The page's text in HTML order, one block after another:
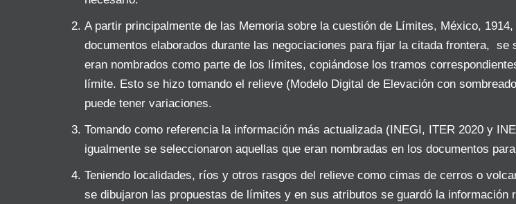
A partir principalmente de las Memoria sobre la cuestión de Límites, México,
documentos elaborados durante las negociaciones para fijar la citada frontera,
eran nombrados como parte de los límites, copiándose los tramos
límite. Esto se hizo tomando el relieve (Modelo Digital de Elevación con
puede tener variaciones.
Tomando como referencia la información más actualizada (INEGI, ITER 2020 y
igualmente se seleccionaron aquellas que eran nombradas en los documentos
Teniendo localidades, ríos y otros rasgos del relieve como cimas de cerros o
se dibujaron las propuestas de límites y en sus atributos se guardó la